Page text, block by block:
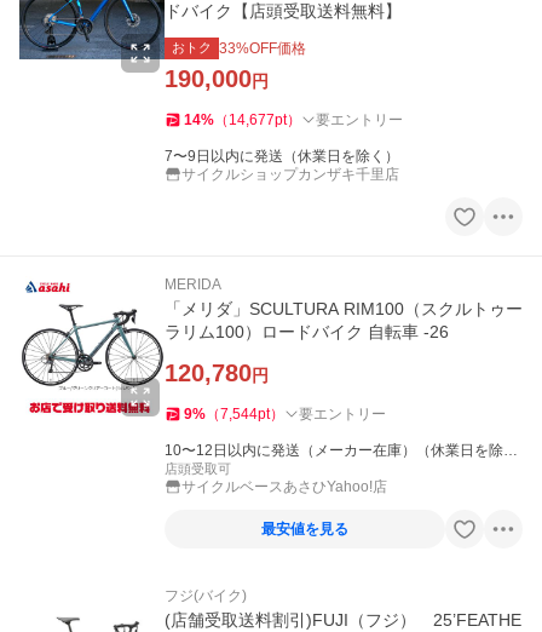
ドバイク【店頭受取送料無料】
おトク 33%OFF価格
190,000円
14% （ 14,677pt） 要エントリー
7〜9日以内に発送（休業日を除く）
サイクルショップカンザキ千里店
MERIDA
「メリダ」SCULTURA RIM100（スクルトゥー
ラリム100）ロードバイク 自転車 -26
120,780円
9% （7,544pt） 要エントリー
10〜12日以内に発送（メーカー在庫）（休業日を除
く）
店頭受取可
サイクルベースあさひYahoo!店
最安値を見る
フジ(バイク)
(店舗受取送料割引)FUJI（フジ） 25’FEATHE